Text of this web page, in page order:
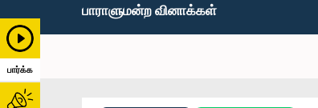
பார்க்க
பாராளுமன்ற வினாக்கள்